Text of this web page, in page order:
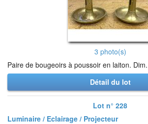
3 photo(s)
Paire de bougeoirs à poussoir en laiton.
Détail du lot
Lot n° 228
Luminaire / Eclairage / Projecteur